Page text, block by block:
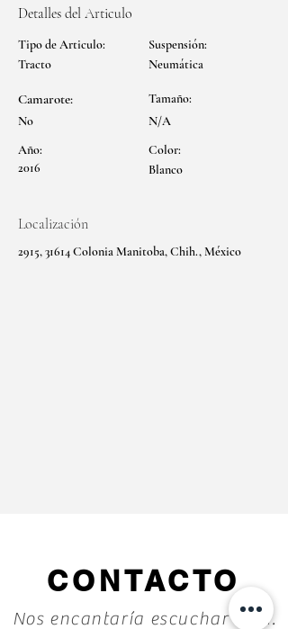
Detalles del Articulo
Tipo de Articulo:
Tracto
Camarote:
No
Año:
2016
Suspensión:
Neumática
Tamaño:
N/A
Color:
Blanco
Localización
2915, 31614 Colonia Manitoba, Chih., México
CONTACTO
Nos encantaría escuchar de ti.